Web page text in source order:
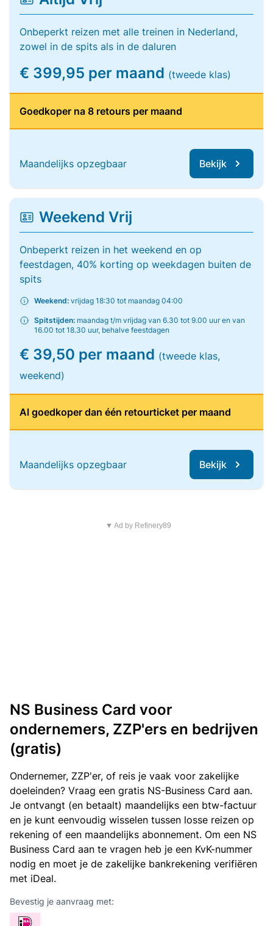
Onbeperkt reizen met alle treinen in Nederland,
zowel in de spits als in de daluren
€ 399,95 per maand (tweede klas)
Goedkoper na 8 retours per maand
Maandelijks opzegbaar Bekijk
Weekend Vrij
Onbeperkt reizen in het weekend en op
feestdagen, 40% korting op weekdagen buiten de
spits
Weekend: vrijdag 18:30 tot maandag 04:00
Spitstijden: maandag t/m vrijdag van 6.30 tot 9.00 uur en van
16.00 tot 18.30 uur, behalve feestdagen
€ 39,50 per maand (tweede klas,
weekend)
Al goedkoper dan één retourticket per maand
Maandelijks opzegbaar Bekijk
▼ Ad by Refinery89
NS Business Card voor
ondernemers, ZZP'ers en bedrijven
(gratis)
Ondernemer, ZZP'er, of reis je vaak voor zakelijke
doeleinden? Vraag een gratis NS-Business Card aan.
Je ontvangt (en betaalt) maandelijks een btw-factuur
en je kunt eenvoudig wisselen tussen losse reizen op
rekening of een maandelijks abonnement. Om een NS
Business Card aan te vragen heb je een KvK-nummer
nodig en moet je de zakelijke bankrekening verifiëren
met iDeal.
Bevestig je aanvraag met: